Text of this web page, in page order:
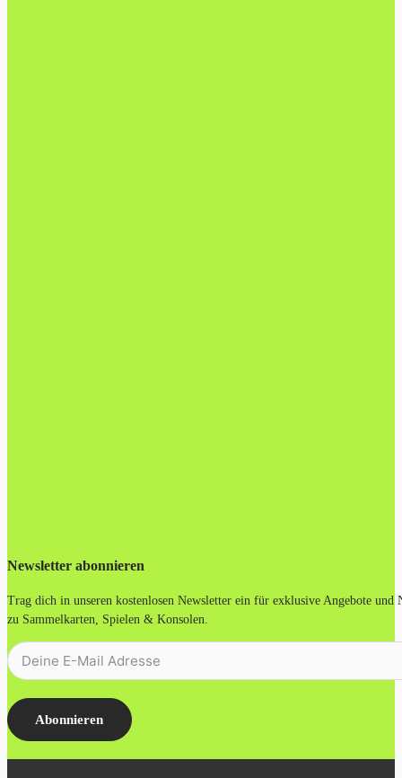
Newsletter abonnieren
Trag dich in unseren kostenlosen Newsletter ein für exklusive Angebote und
zu Sammelkarten, Spielen & Konsolen.
Abonnieren